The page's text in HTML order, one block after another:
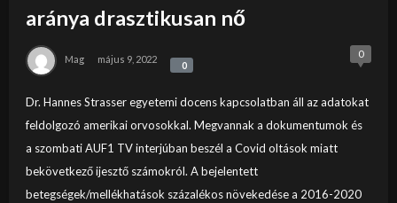
aránya drasztikusan nő
Mag május 9, 2022
0
0
Dr. Hannes Strasser egyetemi docens kapcsolatban áll az adatokat
feldolgozó amerikai orvosokkal. Megvannak a dokumentumok és
a szombati AUF1 TV interjúban beszél a Covid oltások miatt
bekövetkező ijesztő számokról. A bejelentett
betegségek/mellékhatások százalékos növekedése a 2016-2020